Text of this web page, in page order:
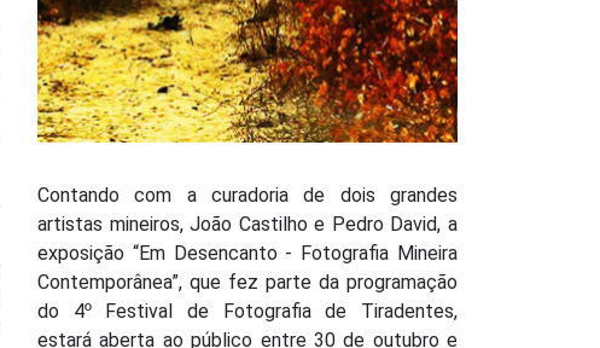
Contando com a curadoria de dois grandes
artistas mineiros, João Castilho e Pedro David, a
exposição “Em Desencanto - Fotografia Mineira
Contemporânea”, que fez parte da programação
do 4º Festival de Fotografia de Tiradentes,
estará aberta ao público entre 30 de outubro e